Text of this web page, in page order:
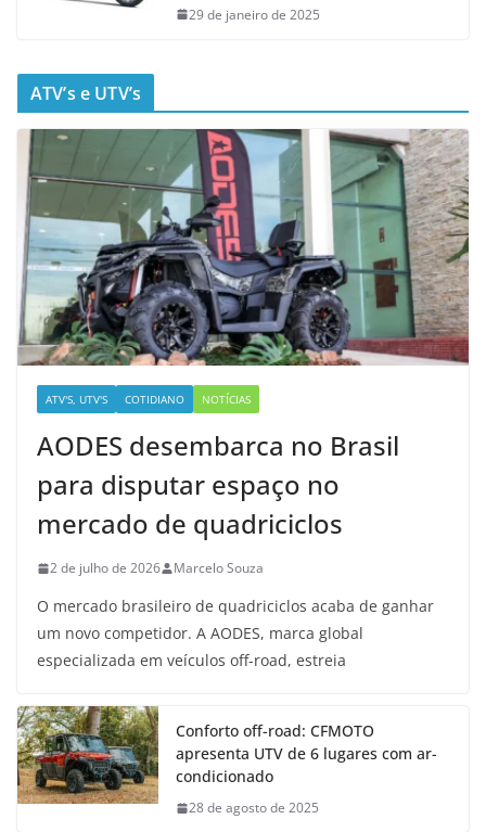
29 de janeiro de 2025
ATV’s e UTV’s
ATV'S, UTV'S COTIDIANO NOTÍCIAS
AODES desembarca no Brasil
para disputar espaço no
mercado de quadriciclos
2 de julho de 2026 Marcelo Souza
O mercado brasileiro de quadriciclos acaba de ganhar
um novo competidor. A AODES, marca global
especializada em veículos off-road, estreia
Conforto off-road: CFMOTO
apresenta UTV de 6 lugares com ar-
condicionado
28 de agosto de 2025